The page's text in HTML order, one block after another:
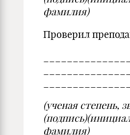
фамилия)
Проверил
(ученая степень,
(подпись)
фамилия)